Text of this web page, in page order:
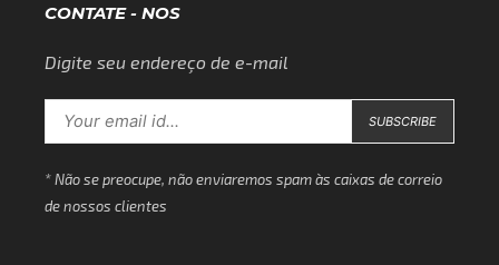
CONTATE - NOS
Digite seu endereço de e-mail
* Não se preocupe, não enviaremos spam às caixas de correio
de nossos clientes